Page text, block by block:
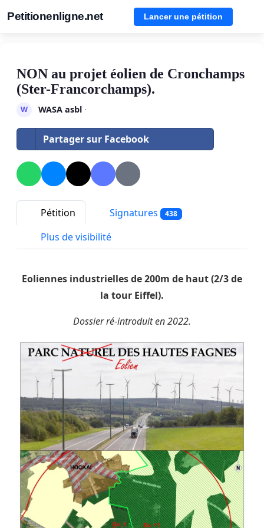
Petitionenligne.net Lancer une pétition
NON au projet éolien de Cronchamps
(Ster-Francorchamps).
W WASA asbl·
Partager sur Facebook
Pétition Signatures 438
Plus de visibilité
Eoliennes industrielles de 200m de haut (2/3 de
la tour Eiffel).
Dossier ré-introduit en 2022.